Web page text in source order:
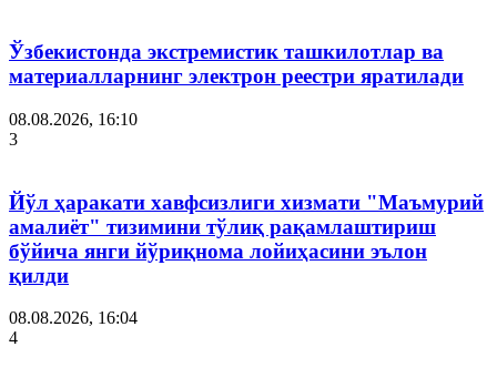
Ўзбекистонда экстремистик ташкилотлар ва
материалларнинг электрон реестри яратилади
08.08.2026, 16:10
3
Йўл ҳаракати хавфсизлиги хизмати "Маъмурий
амалиёт" тизимини тўлиқ рақамлаштириш
бўйича янги йўриқнома лойиҳасини эълон
қилди
08.08.2026, 16:04
4